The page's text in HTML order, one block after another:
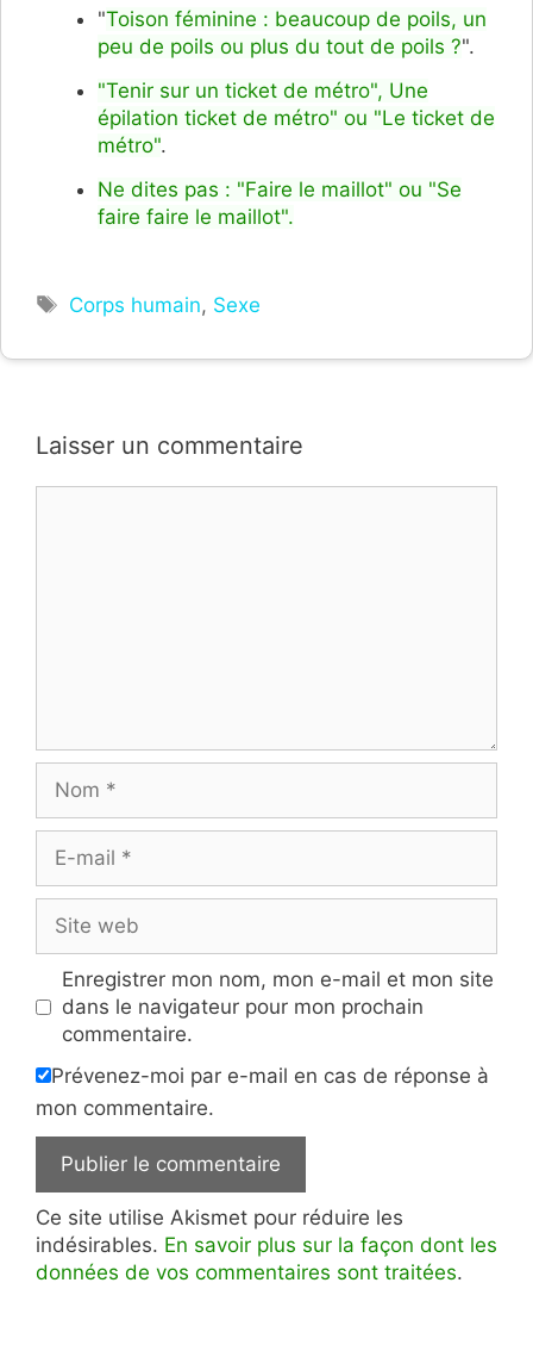
"Toison féminine : beaucoup de poils, un
peu de poils ou plus du tout de poils ?".
"Tenir sur un ticket de métro", Une
épilation ticket de métro" ou "Le ticket de
métro".
Ne dites pas : "Faire le maillot" ou "Se
faire faire le maillot".
Étiquettes
Corps humain, Sexe
Laisser un commentaire
mail
web
Enregistrer mon nom, mon e-mail et mon site
dans le navigateur pour mon prochain
commentaire.
Prévenez-moi par e-mail en cas de réponse à
mon commentaire.
Ce site utilise Akismet pour réduire les
indésirables. En savoir plus sur la façon dont les
données de vos commentaires sont traitées.